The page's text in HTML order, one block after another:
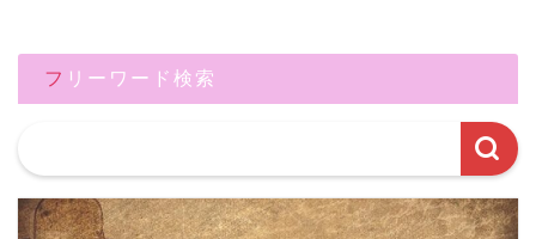
フリーワード検索